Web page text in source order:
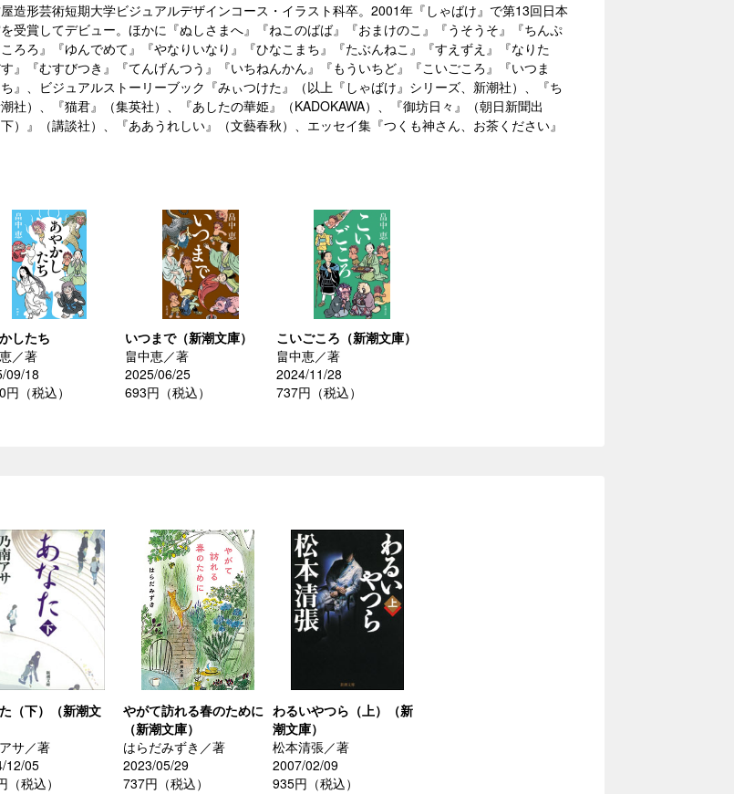
造形芸術短期大学ビジュアルデザインコース・イラスト科卒。2001年『しゃばけ』で第13回日本
受賞してデビュー。ほかに『ぬしさまへ』『ねこのばば』『おまけのこ』『うそうそ』『ちんぷ
ろろ』『ゆんでめて』『やなりいなり』『ひなこまち』『たぶんねこ』『すえずえ』『なりた
』『むすびつき』『てんげんつう』『いちねんかん』『もういちど』『こいごころ』『いつま
』、ビジュアルストーリーブック『みぃつけた』（以上『しゃばけ』シリーズ、新潮社）、『ち
社）、『猫君』（集英社）、『あしたの華姫』（KADOKAWA）、『御坊日々』（朝日新聞出
）』（講談社）、『ああうれしい』（文藝春秋）、エッセイ集『つくも神さん、お茶ください』
したち
／著
09/18
円（税込）
いつまで（新潮文庫）
畠中恵／著
2025/06/25
693円（税込）
こいごころ（新潮文庫）
畠中恵／著
2024/11/28
737円（税込）
（下）（新潮文
サ／著
12/05
（税込）
やがて訪れる春のために
（新潮文庫）
はらだみずき／著
2023/05/29
737円（税込）
わるいやつら（上）（新
潮文庫）
松本清張／著
2007/02/09
935円（税込）